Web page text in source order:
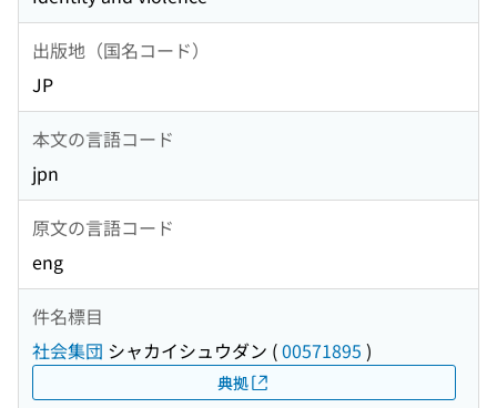
出版地（国名コード）
JP
本文の言語コード
jpn
原文の言語コード
eng
件名標目
社会集団 シャカイシュウダン (00571895 )
典拠